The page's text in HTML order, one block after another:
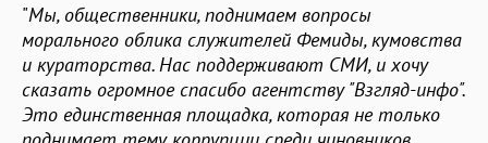
"Мы, общественники, поднимаем вопросы
морального облика служителей Фемиды, кумовства
и кураторства. Нас поддерживают СМИ, и хочу
сказать огромное спасибо агентству "Взгляд-инфо".
Это единственная площадка, которая не только